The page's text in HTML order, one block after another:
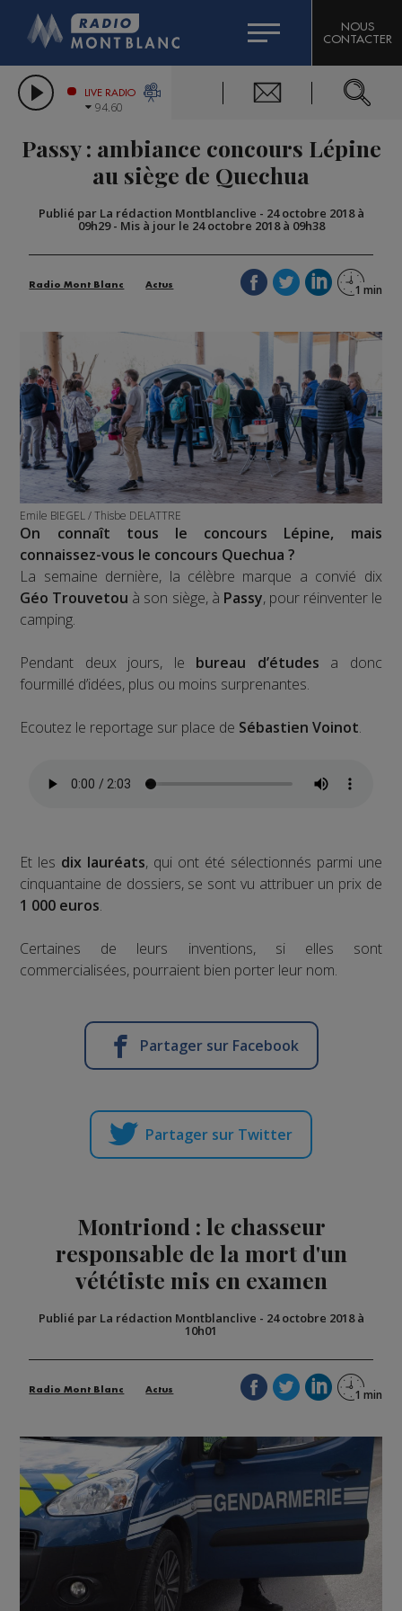
LES CHRONIQUES DE L'EXPERT
CITIZEN MACHINERY
GRAND MASSIF DOMAINES SKIABLES
BIGARD
COMPAGNIE DU MONT-BLANC
NOUS
CONTACTER
LIVE RADIO
94.60
Passy : ambiance concours Lépine
au siège de Quechua
Publié par La rédaction Montblanclive - 24 octobre 2018 à
09h29- Mis à jour le 24 octobre 2018 à 09h38
Radio Mont Blanc Actus
Emile BIEGEL / Thisbe DELATTRE
On connaît tous le concours Lépine, mais
connaissez-vous le concours Quechua ?
La semaine dernière, la célèbre marque a convié dix
Géo Trouvetou à son siège, à Passy, pour réinventer le
camping.
Pendant deux jours, le bureau d’études a donc
fourmillé d’idées, plus ou moins surprenantes.
Ecoutez le reportage sur place de Sébastien Voinot.
Et les dix lauréats, qui ont été sélectionnés parmi une
cinquantaine de dossiers, se sont vu attribuer un prix de
1 000 euros.
Certaines de leurs inventions, si elles sont
commercialisées, pourraient bien porter leur nom.
Partager sur Facebook
Partager sur Twitter
Montriond : le chasseur
responsable de la mort d'un
vététiste mis en examen
Publié par La rédaction Montblanclive - 24 octobre 2018 à
10h01
Radio Mont Blanc Actus